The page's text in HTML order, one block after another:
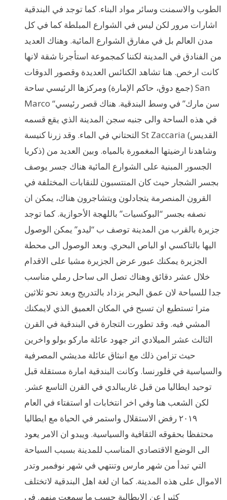
الطوب والاسمنت وسائر مواد البناء. كما توجد في البندقية
اشارات مرور لكن ليس في الشوارع المبلطة كما في كل
مدن العالم بل في مفارق الشوارع المائية. وهناك العديد
من الفنادق في المدينة لكننا كمجموعة استأجرنا شقة لانها
كانت ارخص. هنا تشاهد الكنائس العديدة وقصور الدوقات
(جمع دوق، حاكم الإمارة) ومركزها الرئيسي ساحة San
Marco “سن مارك” في وسط البندقية. هناك قصر رئيسي
في هذه الساحة والى جنبه سجن المدينة الذي يقع قسمه
التحتاني في الماء. وقد زرنا كنيسة St Zaccaria (القديس
ذكريا) وشاهدنا ارضيتها المغمورة بالمياه. وبين العديد من
الجسور المبنية على الشوارع المائية هناك جسر يوصف
بجسر الشجار حيث كان المنتسبون للنقابات المختلفة في
القرون المنصرمة يتجادلون ويتشاجرون هناك، يمكن ان
نصفه بجسر “البوكسيات” باللهجة الأحوازية. كما توجد
جزيرة بالقرب من المدينة توصف ب “ليدو” يمكن الوصول
اليها بالتاكسي او الباص البحري. وبعد الوصول الى محطة
الجزيرة يمكنك عبور عرض الجزيرة مشيا على الاقدام
خلال عشر دقائق وهناك تصل الى ساحل رملي مناسب
جدا للسباحة لان عمق البحر يزداد بالتدريج وبعد نحو ثلاثين
مترا تستطيع ان تسبح في المكان العميق الذي لايمكنك
المشي فيه. وقد تطورت التجارة في البندقية في القرن
الثالث عشر الميلادي اثر جهود عائلة ماركو بولو واخرين
حيث تزامن ذلك مع انبثاق عائلة مديشي المصرفية
والسياسية في فلورنسا. وكانت البندقية امارة مستقلة قبل
توحيد ايطاليا من قبل غاريبالدي في القرن التاسع عشر.
لكن الشعب هنا وفي اخر انتخابات او استفتاء في العام
٢٠١٩ رفض الاستقلال واستمر في الحياة مع ايطاليا
محتفظا بحقوقه الثقافية والسياسية. ويبدو ان الامر يعود
الى الوضع الاقتصادي المناسب للمدينة بسبب السياحة
التي تبدأ من شهر مارس وتنتهي في شهر نوفمبر وتدر
الاموال على هذه المدينة. كما ان لغة اهل البندقية لاتختلف
كثيرا عن الايطالية حسب ما سمعت منهم. في